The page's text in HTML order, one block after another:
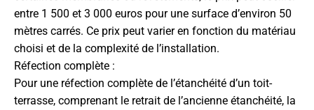
entre 1 500 et 3 000 euros pour une surface d’environ 50
mètres carrés. Ce prix peut varier en fonction du matériau
choisi et de la complexité de l’installation.
Réfection complète :
Pour une réfection complète de l’étanchéité d’un toit-
terrasse, comprenant le retrait de l’ancienne étanchéité, la